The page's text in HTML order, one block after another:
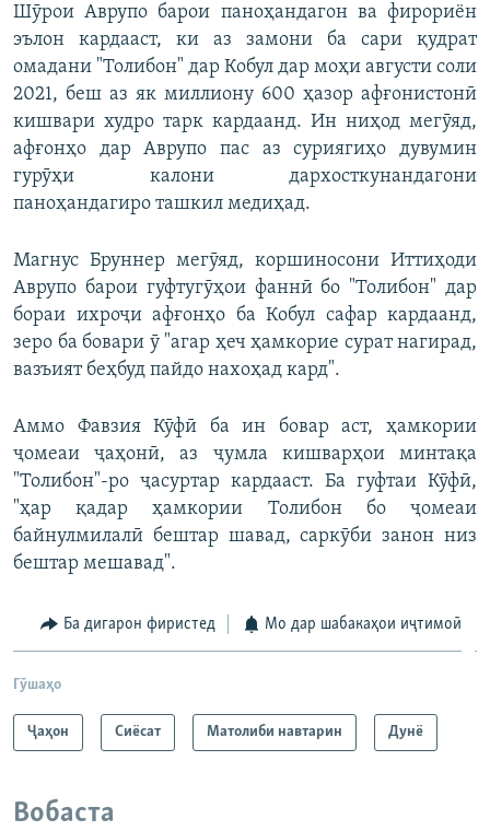
Шӯрои Аврупо барои паноҳандагон ва фирориён
эълон кардааст, ки аз замони ба сари қудрат
омадани "Толибон" дар Кобул дар моҳи августи соли
2021, беш аз як миллиону 600 ҳазор афғонистонӣ
кишвари худро тарк кардаанд. Ин ниҳод мегӯяд,
афғонҳо дар Аврупо пас аз суриягиҳо дувумин
гурӯҳи калони дархосткунандагони
паноҳандагиро ташкил медиҳад.
Магнус Бруннер мегӯяд, коршиносони Иттиҳоди
Аврупо барои гуфтугӯҳои фаннӣ бо "Толибон" дар
бораи ихроҷи афғонҳо ба Кобул сафар кардаанд,
зеро ба бовари ӯ "агар ҳеч ҳамкорие сурат нагирад,
вазъият беҳбуд пайдо нахоҳад кард".
Аммо Фавзия Кӯфӣ ба ин бовар аст, ҳамкории
ҷомеаи ҷаҳонӣ, аз ҷумла кишварҳои минтақа
"Толибон"-ро ҷасуртар кардааст. Ба гуфтаи Кӯфӣ,
"ҳар қадар ҳамкории Толибон бо ҷомеаи
байнулмилалӣ бештар шавад, саркӯби занон низ
бештар мешавад".
Ба дигарон фиристед Мо дар шабакаҳои иҷтимоӣ
Гӯшаҳо
Ҷаҳон Сиёсат Матолиби навтарин Дунё
Вобаста